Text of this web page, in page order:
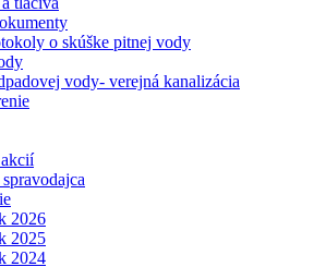
o skúške pitnej vody
vody- verejná kanalizácia
2026
2025
2024